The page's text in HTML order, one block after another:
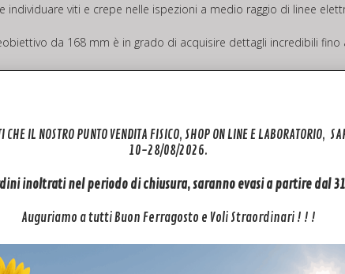
viti e crepe nelle ispezioni a medio raggio di linee
da 168 mm è in grado di acquisire dettagli incredibili fino
di lontananza.
alle emergenze, alla pubblica sicurezza e alla gestione
fino a 1280×1024 pixel, mentre la luce ausiliaria NIR
da 24 mm e un filtro IR-Cut per immagini nitide sia di giorno
dei modelli e il processo di certificazione degli
applicazioni IA per droni.
mappatura e le ispezioni.
IL NOSTRO PUNTO VENDITA FISICO, SHOP ON LINE E LABORATORIO,
10-28/08/2026.
inoltrati nel periodo di chiusura, saranno evasi a partire dal
Auguriamo a tutti Buon Ferragosto e Voli Straordinari ! ! !